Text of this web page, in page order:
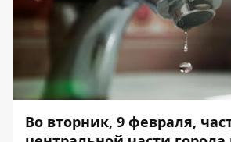
Во вторник, 9 февраля,